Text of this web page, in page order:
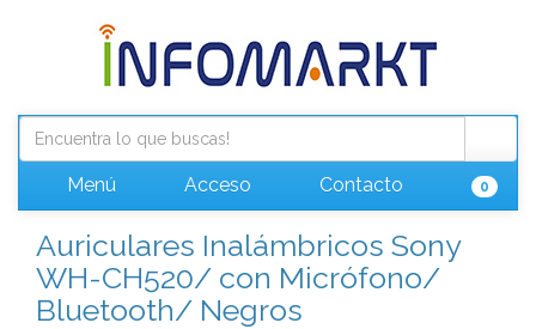
Menú Acceso Contacto 0
Auriculares Inalámbricos Sony
WH-CH520/ con Micrófono/
Bluetooth/ Negros